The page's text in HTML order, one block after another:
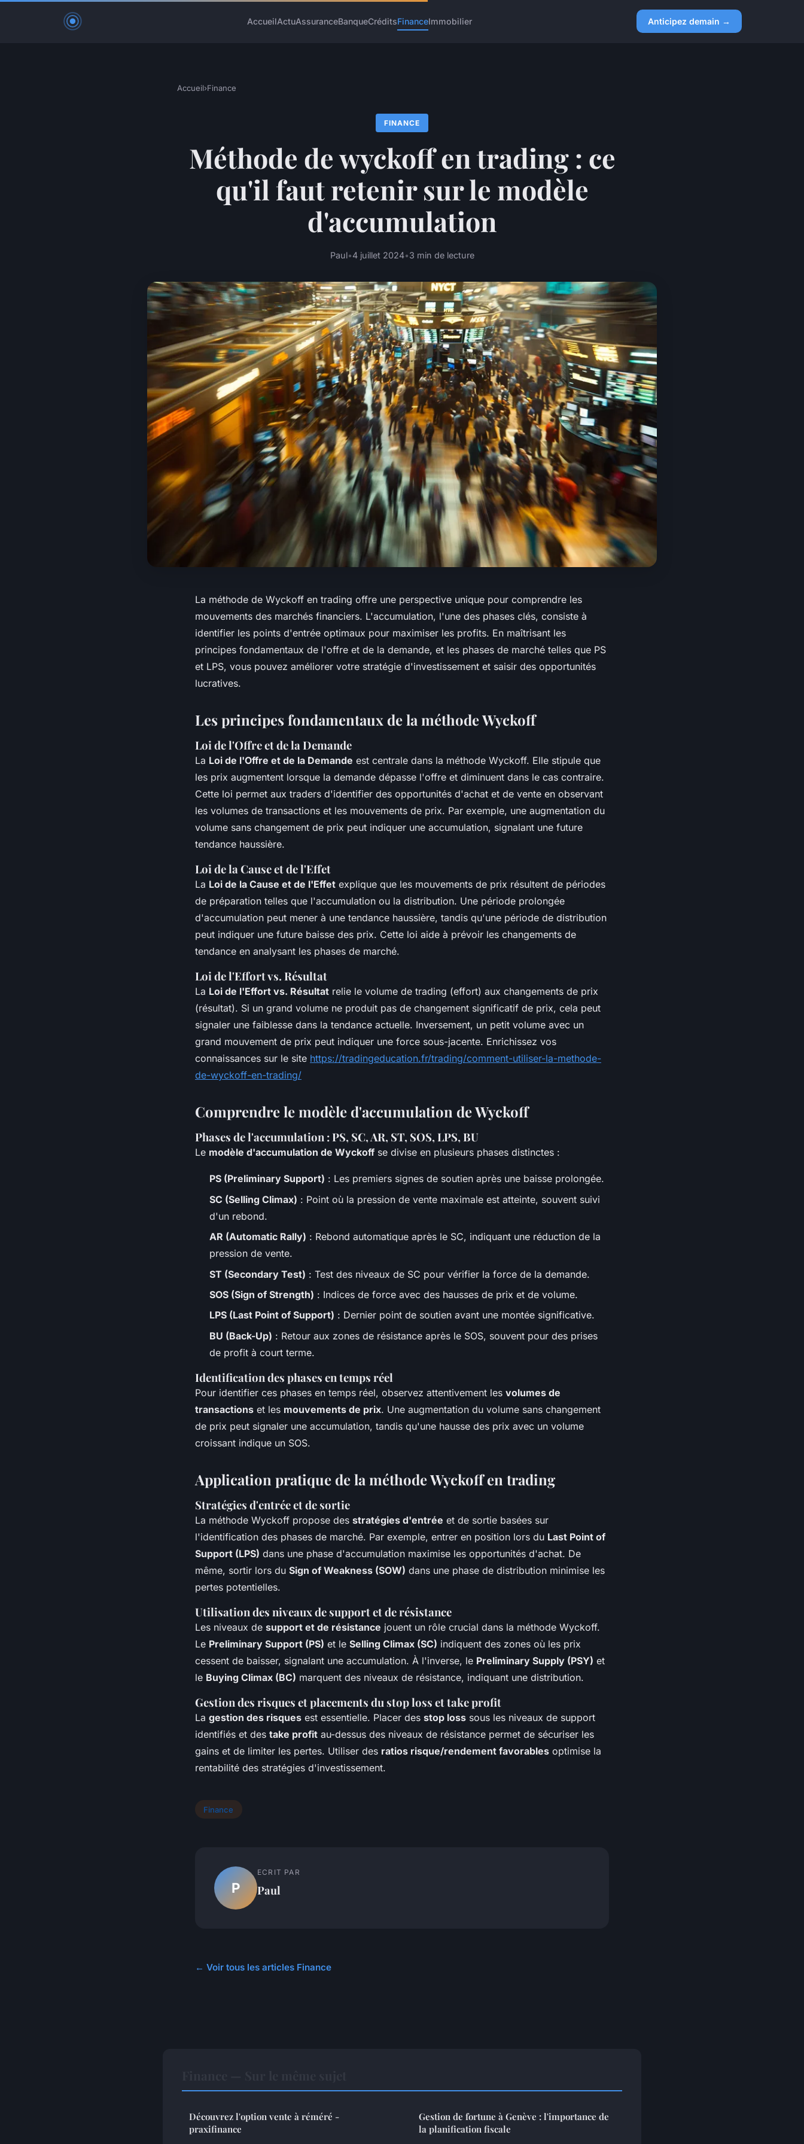
AccueilActuAssuranceBanqueCréditsFinanceImmobilier Anticipez demain →
Accueil›Finance
FINANCE
Méthode de wyckoff en trading : ce
qu'il faut retenir sur le modèle
d'accumulation
Paul•4 juillet 2024•3 min de lecture
La méthode de Wyckoff en trading offre une perspective unique pour comprendre les
mouvements des marchés financiers. L'accumulation, l'une des phases clés, consiste à
identifier les points d'entrée optimaux pour maximiser les profits. En maîtrisant les
principes fondamentaux de l'offre et de la demande, et les phases de marché telles que PS
et LPS, vous pouvez améliorer votre stratégie d'investissement et saisir des opportunités
lucratives.
Les principes fondamentaux de la méthode Wyckoff
Loi de l'Offre et de la Demande
La Loi de l'Offre et de la Demande est centrale dans la méthode Wyckoff. Elle stipule que
les prix augmentent lorsque la demande dépasse l'offre et diminuent dans le cas contraire.
Cette loi permet aux traders d'identifier des opportunités d'achat et de vente en observant
les volumes de transactions et les mouvements de prix. Par exemple, une augmentation du
volume sans changement de prix peut indiquer une accumulation, signalant une future
tendance haussière.
Loi de la Cause et de l'Effet
La Loi de la Cause et de l'Effet explique que les mouvements de prix résultent de périodes
de préparation telles que l'accumulation ou la distribution. Une période prolongée
d'accumulation peut mener à une tendance haussière, tandis qu'une période de distribution
peut indiquer une future baisse des prix. Cette loi aide à prévoir les changements de
tendance en analysant les phases de marché.
Loi de l'Effort vs. Résultat
La Loi de l'Effort vs. Résultat relie le volume de trading (effort) aux changements de prix
(résultat). Si un grand volume ne produit pas de changement significatif de prix, cela peut
signaler une faiblesse dans la tendance actuelle. Inversement, un petit volume avec un
grand mouvement de prix peut indiquer une force sous-jacente. Enrichissez vos
connaissances sur le site https://tradingeducation.fr/trading/comment-utiliser-la-methode-
de-wyckoff-en-trading/
Comprendre le modèle d'accumulation de Wyckoff
Phases de l'accumulation : PS, SC, AR, ST, SOS, LPS, BU
Le modèle d'accumulation de Wyckoff se divise en plusieurs phases distinctes :
PS (Preliminary Support) : Les premiers signes de soutien après une baisse prolongée.
SC (Selling Climax) : Point où la pression de vente maximale est atteinte, souvent suivi
d'un rebond.
AR (Automatic Rally) : Rebond automatique après le SC, indiquant une réduction de la
pression de vente.
ST (Secondary Test) : Test des niveaux de SC pour vérifier la force de la demande.
SOS (Sign of Strength) : Indices de force avec des hausses de prix et de volume.
LPS (Last Point of Support) : Dernier point de soutien avant une montée significative.
BU (Back-Up) : Retour aux zones de résistance après le SOS, souvent pour des prises
de profit à court terme.
Identification des phases en temps réel
Pour identifier ces phases en temps réel, observez attentivement les volumes de
transactions et les mouvements de prix. Une augmentation du volume sans changement
de prix peut signaler une accumulation, tandis qu'une hausse des prix avec un volume
croissant indique un SOS.
Application pratique de la méthode Wyckoff en trading
Stratégies d'entrée et de sortie
La méthode Wyckoff propose des stratégies d'entrée et de sortie basées sur
l'identification des phases de marché. Par exemple, entrer en position lors du Last Point of
Support (LPS) dans une phase d'accumulation maximise les opportunités d'achat. De
même, sortir lors du Sign of Weakness (SOW) dans une phase de distribution minimise les
pertes potentielles.
Utilisation des niveaux de support et de résistance
Les niveaux de support et de résistance jouent un rôle crucial dans la méthode Wyckoff.
Le Preliminary Support (PS) et le Selling Climax (SC) indiquent des zones où les prix
cessent de baisser, signalant une accumulation. À l'inverse, le Preliminary Supply (PSY) et
le Buying Climax (BC) marquent des niveaux de résistance, indiquant une distribution.
Gestion des risques et placements du stop loss et take profit
La gestion des risques est essentielle. Placer des stop loss sous les niveaux de support
identifiés et des take profit au-dessus des niveaux de résistance permet de sécuriser les
gains et de limiter les pertes. Utiliser des ratios risque/rendement favorables optimise la
rentabilité des stratégies d'investissement.
Finance
P
ECRIT PAR
Paul
← Voir tous les articles Finance
Découvrez l'option vente à réméré -
praxifinance
Gestion de fortune à Genève : l'importance de
la planification fiscale